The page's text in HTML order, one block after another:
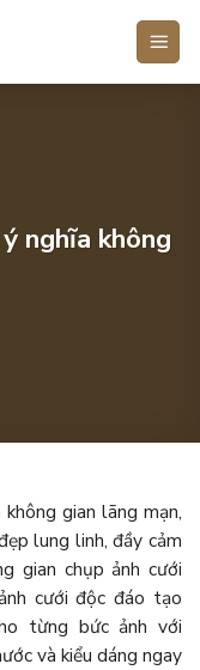
nghĩa không
gian lãng mạn,
lung linh, đầy cảm
gian chụp ảnh cưới
cưới độc đáo tạo
từng bức ảnh với
và kiểu dáng ngay